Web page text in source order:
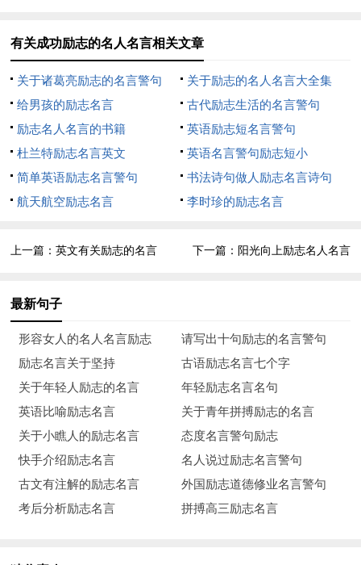
9、任何业绩的质变都来自于量变的积累。平凡的脚步也可
10、未遭拒绝的成功决不会长久。
12、让我们将事前的忧虑，换为事前的思考和计划吧！
15、在世界的历史中，每一伟大而高贵的时刻都是某种热忱
的胜利。
16、金钱损失了还能挽回，一旦失去信誉就很难挽回。
17、成功决不喜欢会见懒汉，而是唤醒懒汉。
18、一个人除非自己有信心，否则带给别人信心。
19、行动不一定带来快乐，而无行动则决无快乐。
20、只有千锤百炼，才能成为好钢。
有关成功励志的名人名言相关文章
关于诸葛亮励志的名言警句
关于励志的名人名言大全集
给男孩的励志名言
古代励志生活的名言警句
励志名人名言的书籍
英语励志短名言警句
杜兰特励志名言英文
英语名言警句励志短小
简单英语励志名言警句
书法诗句做人励志名言诗句
航天航空励志名言
李时珍的励志名言
上一篇：英文有关励志的名言 下一篇： 阳光向上励志名人名言
最新句子
形容女人的名人名言励志
请写出十句励志的名言警句
励志名言关于坚持
古语励志名言七个字
关于年轻人励志的名言
年轻励志名言名句
英语比喻励志名言
关于青年拼搏励志的名言
关于小瞧人的励志名言
态度名言警句励志
快手介绍励志名言
名人说过励志名言警句
古文有注解的励志名言
外国励志道德修业名言警句
考后分析励志名言
拼搏高三励志名言